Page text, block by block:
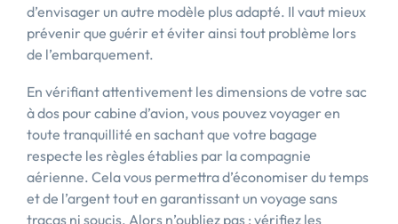
d’envisager un autre modèle plus adapté. Il vaut mieux
prévenir que guérir et éviter ainsi tout problème lors
de l’embarquement.
En vérifiant attentivement les dimensions de votre sac
à dos pour cabine d’avion, vous pouvez voyager en
toute tranquillité en sachant que votre bagage
respecte les règles établies par la compagnie
aérienne. Cela vous permettra d’économiser du temps
et de l’argent tout en garantissant un voyage sans
tracas ni soucis. Alors n’oubliez pas : vérifiez les